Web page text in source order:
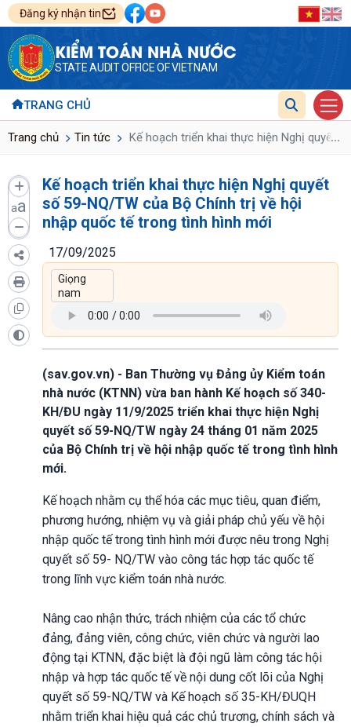
Đăng ký nhận tin
KIỂM TOÁN NHÀ NƯỚC
STATE AUDIT OFFICE OF VIETNAM
TRANG CHỦ
Trang chủ Tin tức Kế hoạch triển khai thực hiện Nghị quyết
...
aa
Kế hoạch triển khai thực hiện Nghị quyết
số 59-NQ/TW của Bộ Chính trị về hội
nhập quốc tế trong tình hình mới
17/09/2025
(sav.gov.vn) - Ban Thường vụ Đảng ủy Kiểm toán
nhà nước (KTNN) vừa ban hành Kế hoạch số 340-
KH/ĐU ngày 11/9/2025 triển khai thực hiện Nghị
quyết số 59-NQ/TW ngày 24 tháng 01 năm 2025
của Bộ Chính trị về hội nhập quốc tế trong tình hình
mới.
Kế hoạch nhằm cụ thể hóa các mục tiêu, quan điểm,
phương hướng, nhiệm vụ và giải pháp chủ yếu về hội
nhập quốc tế trong tình hình mới được nêu trong Nghị
quyết số 59- NQ/TW vào công tác hợp tác quốc tế
trong lĩnh vực kiểm toán nhà nước.
Nâng cao nhận thức, trách nhiệm của các tổ chức
đảng, đảng viên, công chức, viên chức và người lao
động tại KTNN, đặc biệt là đội ngũ làm công tác hội
nhập và hợp tác quốc tế về nội dung cốt lõi của Nghị
quyết số 59-NQ/TW và Kế hoạch số 35-KH/ĐUQH
nhằm triển khai hiệu quả các chủ trương, chính sách và